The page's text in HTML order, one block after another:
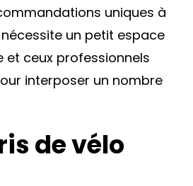
uniques à
un petit espace
et ceux professionnels
interposer un nombre
de vélo